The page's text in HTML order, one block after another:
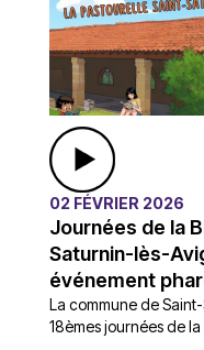
02 FÉVRIER 2026
Journées de la
Saturnin-lès-
événement
La commune de
18èmes journées de la